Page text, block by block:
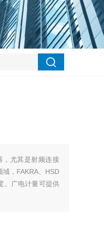
，尤其是射频连接
，FAKRA、HSD
。广电计量可提供